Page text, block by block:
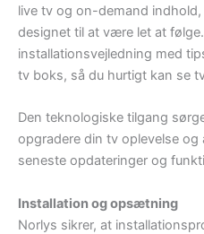
live tv og on-demand
designet til at være let at
installationsvejledning med
tv boks, så du hurtigt kan se
Den teknologiske tilgang
opgradere din tv oplevelse og
seneste opdateringer og
Installation og opsætning
Norlys sikrer, at